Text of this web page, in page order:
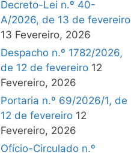
Decreto-Lei n.º 40-
A/2026, de 13 de fevereiro
13 Fevereiro, 2026
Despacho n.º 1782/2026,
de 12 de fevereiro 12
Fevereiro, 2026
Portaria n.º 69/2026/1, de
12 de fevereiro 12
Fevereiro, 2026
Ofício-Circulado n.º